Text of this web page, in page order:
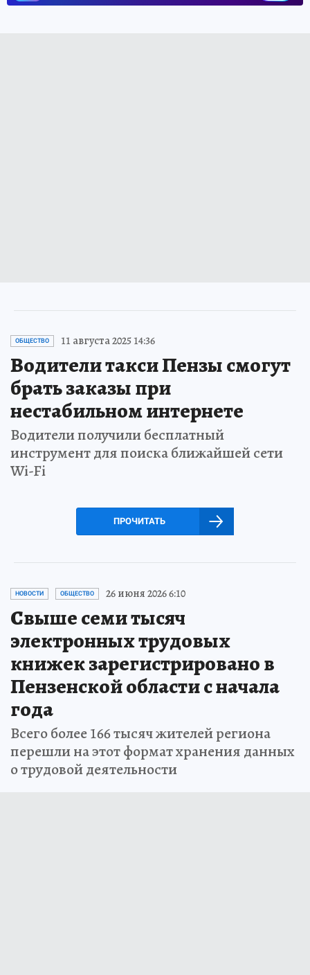
ОБЩЕСТВО 11 августа 2025 14:36
Водители такси Пензы смогут
брать заказы при
нестабильном интернете
Водители получили бесплатный
инструмент для поиска ближайшей сети
Wi-Fi
ПРОЧИТАТЬ
НОВОСТИ ОБЩЕСТВО 26 июня 2026 6:10
Свыше семи тысяч
электронных трудовых
книжек зарегистрировано в
Пензенской области с начала
года
Всего более 166 тысяч жителей региона
перешли на этот формат хранения данных
о трудовой деятельности